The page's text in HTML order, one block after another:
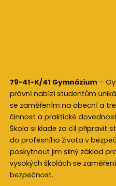
79-41-K/41 Gymnázium –
právní nabízí studentům
se zaměřením na obecní a
činnost a praktické
Škola si klade za cíl připravit
do profesního života v
poskytnout jim silný základ
vysokých školách se
bezpečnost.